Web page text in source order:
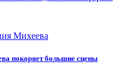
покоряет большие сцены